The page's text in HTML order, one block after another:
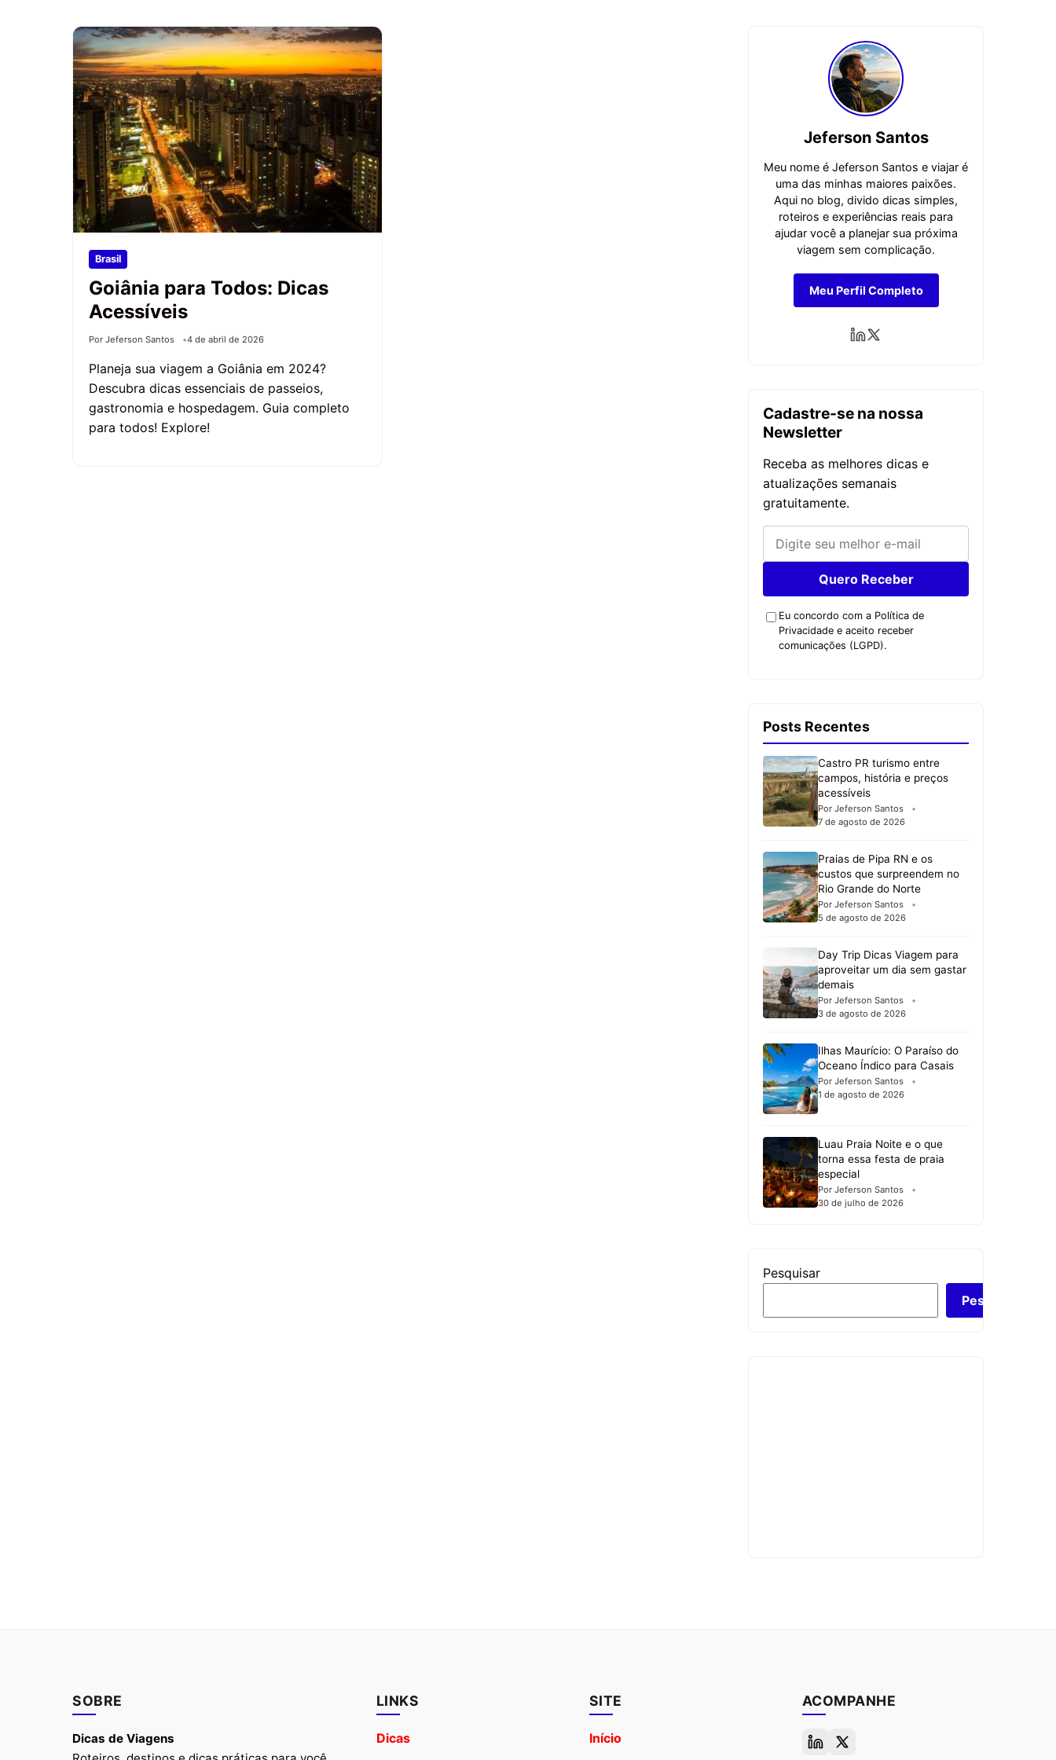
Brasil
Goiânia para Todos: Dicas
Acessíveis
Por Jeferson Santos 4 de abril de 2026
Planeja sua viagem a Goiânia em 2024?
Descubra dicas essenciais de passeios,
gastronomia e hospedagem. Guia completo
para todos! Explore!
Jeferson Santos
Meu nome é Jeferson Santos e viajar é
uma das minhas maiores paixões.
Aqui no blog, divido dicas simples,
roteiros e experiências reais para
ajudar você a planejar sua próxima
viagem sem complicação.
Meu Perfil Completo
Cadastre-se na nossa
Newsletter
Receba as melhores dicas e
atualizações semanais
gratuitamente.
Quero Receber
Eu concordo com a Política de
Privacidade e aceito receber
comunicações (LGPD).
Posts Recentes
Castro PR turismo entre
campos, história e preços
acessíveis
Por Jeferson Santos
7 de agosto de 2026
Praias de Pipa RN e os
custos que surpreendem no
Rio Grande do Norte
Por Jeferson Santos
5 de agosto de 2026
Day Trip Dicas Viagem para
aproveitar um dia sem gastar
demais
Por Jeferson Santos
3 de agosto de 2026
Ilhas Maurício: O Paraíso do
Oceano Índico para Casais
Por Jeferson Santos
1 de agosto de 2026
Luau Praia Noite e o que
torna essa festa de praia
especial
Por Jeferson Santos
30 de julho de 2026
Pesquisar
Pesquisar
SOBRE
Dicas de Viagens
LINKS
Dicas
SITE
Início
ACOMPANHE